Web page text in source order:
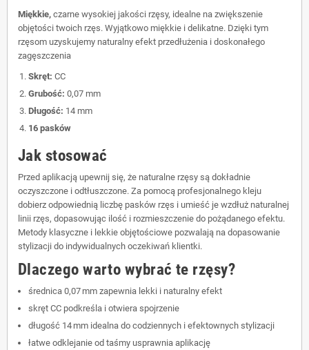
Miękkie, czarne wysokiej jakości rzęsy, idealne na zwiększenie
objętości twoich rzęs. Wyjątkowo miękkie i delikatne. Dzięki tym
rzęsom uzyskujemy naturalny efekt przedłużenia i doskonałego
zagęszczenia
Skręt: CC
Grubość: 0,07 mm
Długość: 14 mm
16 pasków
Jak stosować
Przed aplikacją upewnij się, że naturalne rzęsy są dokładnie
oczyszczone i odtłuszczone. Za pomocą profesjonalnego kleju
dobierz odpowiednią liczbę pasków rzęs i umieść je wzdłuż naturalnej
linii rzęs, dopasowując ilość i rozmieszczenie do pożądanego efektu.
Metody klasyczne i lekkie objętościowe pozwalają na dopasowanie
stylizacji do indywidualnych oczekiwań klientki.
Dlaczego warto wybrać te rzęsy?
średnica 0,07 mm zapewnia lekki i naturalny efekt
skręt CC podkreśla i otwiera spojrzenie
długość 14 mm idealna do codziennych i efektownych stylizacji
łatwe odklejanie od taśmy usprawnia aplikację